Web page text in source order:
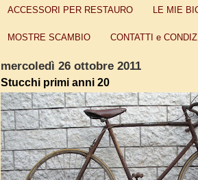
ACCESSORI PER RESTAURO LE MIE
MOSTRE SCAMBIO CONTATTI e
mercoledì 26 ottobre 2011
Stucchi primi anni 20